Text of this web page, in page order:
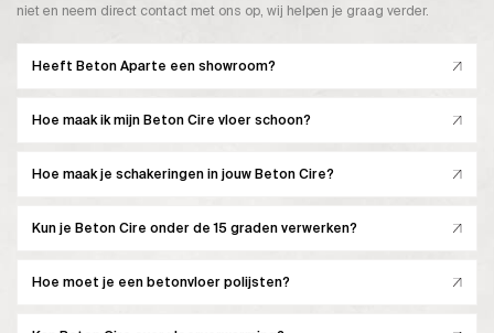
niet en neem direct contact met ons op, wij helpen je graag verder.
Heeft Beton Aparte een showroom?
Hoe maak ik mijn Beton Cire vloer schoon?
Hoe maak je schakeringen in jouw Beton Cire?
Kun je Beton Cire onder de 15 graden verwerken?
Hoe moet je een betonvloer polijsten?